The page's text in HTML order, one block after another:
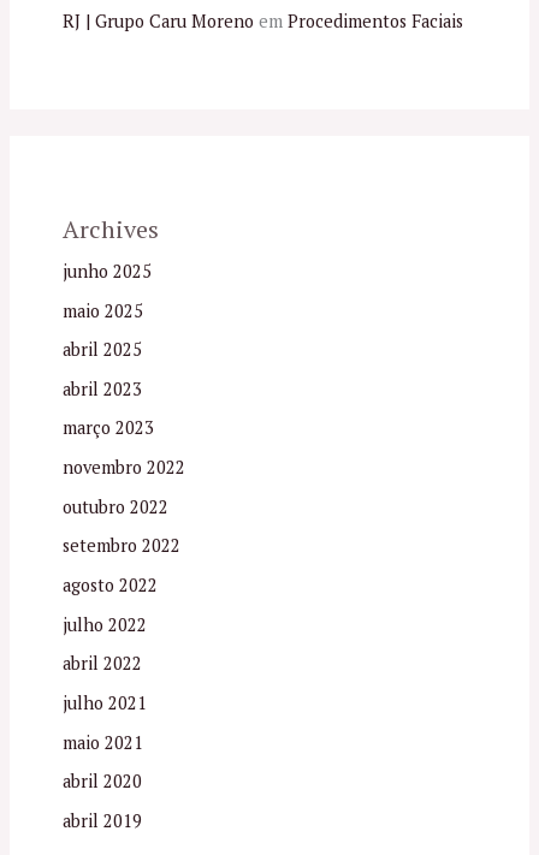
RJ | Grupo Caru Moreno em Procedimentos Faciais
Archives
junho 2025
maio 2025
abril 2025
abril 2023
março 2023
novembro 2022
outubro 2022
setembro 2022
agosto 2022
julho 2022
abril 2022
julho 2021
maio 2021
abril 2020
abril 2019